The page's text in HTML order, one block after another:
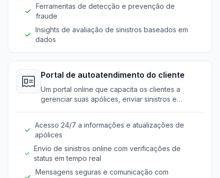
Ferramentas de detecção e prevenção de
fraude
Insights de avaliação de sinistros baseados em
dados
Portal de autoatendimento do cliente
Um portal online que capacita os clientes a
gerenciar suas apólices, enviar sinistros e
Acesso 24/7 a informações e atualizações de
apólices
Envio de sinistros online com verificações de
status em tempo real
Mensagens seguras e comunicação com